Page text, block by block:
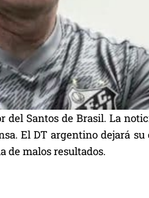
del Santos de Brasil. La
El DT argentino dejará su
de malos resultados.